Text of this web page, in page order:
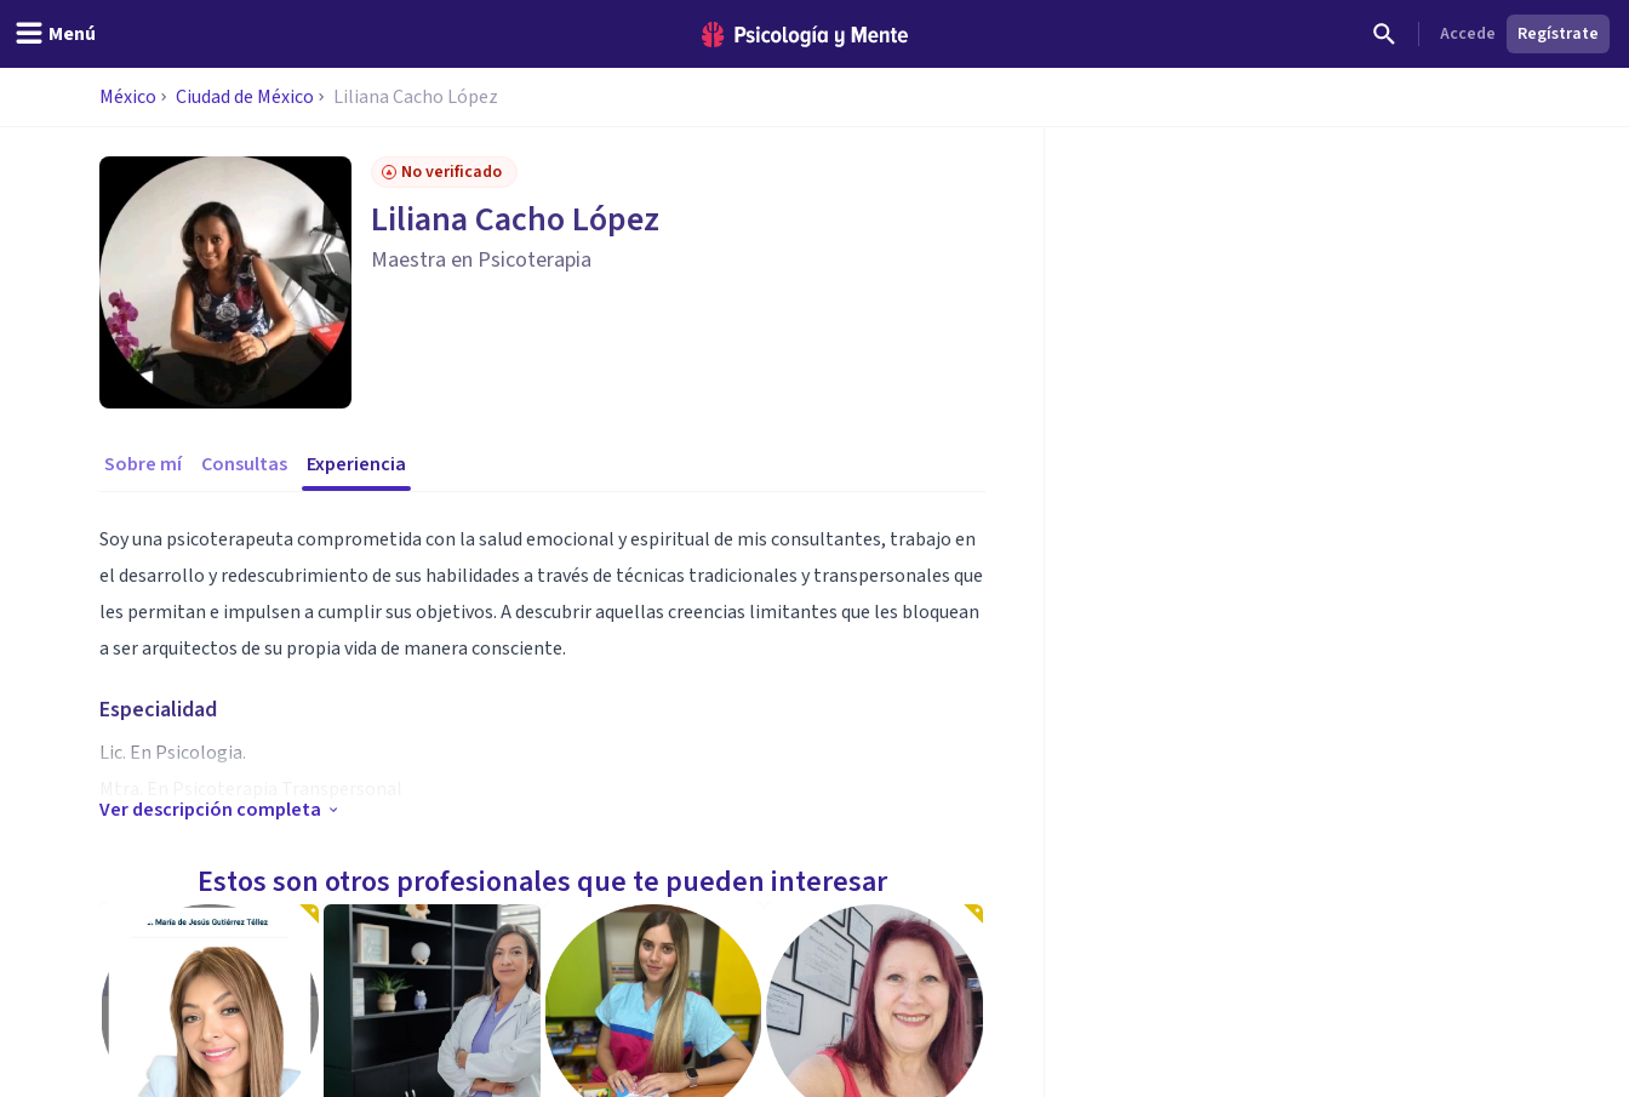
Menú Accede Regístrate
México Ciudad de México Liliana Cacho López
No verificado
Liliana Cacho López
Maestra en Psicoterapia
Sobre mí Consultas Experiencia
Soy una psicoterapeuta comprometida con la salud emocional y espiritual de mis consultantes, trabajo en
el desarrollo y redescubrimiento de sus habilidades a través de técnicas tradicionales y transpersonales que
les permitan e impulsen a cumplir sus objetivos. A descubrir aquellas creencias limitantes que les bloquean
a ser arquitectos de su propia vida de manera consciente.
Especialidad
Lic. En Psicologia.
Cuento con 10 años experiencia dando terapia humanista e integrando técnicas espirituales para descubrir,
aquellas creencias de tu árbol familiar que impiden que se lleve la vida de manera óptima para el
consultante.
Estoy en el estudio de la biodesprogramación de las emociones, que te bloquean por medio de las
enfermedades para que sigan en esos lazos de lealtad invisibles a tu árbol familiar.
En el caso de los niños y adolescentes cuento con aplicación e interpretación de pruebas psicométricas
Ver descripción completa
Estos son otros profesionales que te pueden interesar